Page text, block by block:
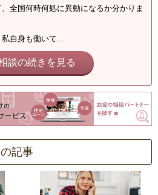
全国何時何処に異動になるか分かりま
自身も働いて...
談の続きを見る
記事